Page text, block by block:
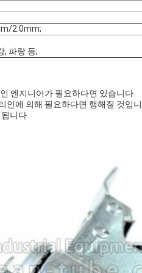
2.0mm;
, 파랑 등;
엔지니어가 필요하다면 있습니다.
인에 의해 필요하다면 행해질 것입
니다.